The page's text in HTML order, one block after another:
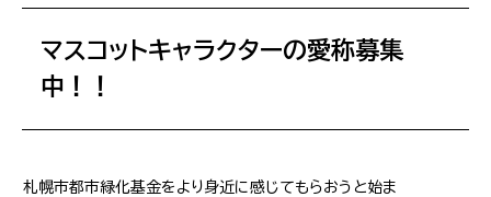
マスコットキャラクターの愛称募集
中！！
札幌市都市緑化基金をより身近に感じてもらおうと始ま